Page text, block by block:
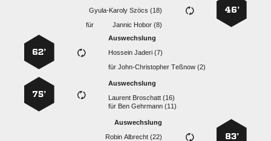
46’
  
für
  
Auswechslung
  
für  
62’
Auswechslung
  
für   
75’
83’
Auswechslung
  